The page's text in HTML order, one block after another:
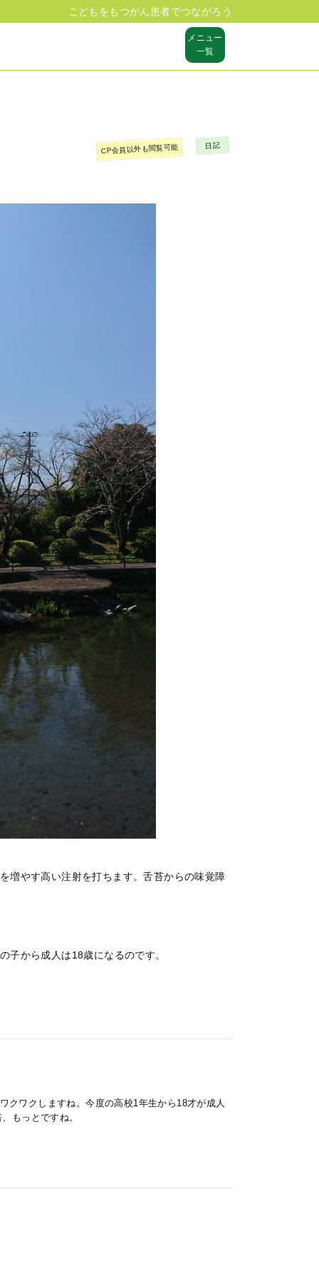
こどもをもつがん患者でつながろう
メニュー
一覧
CP会員以外も閲覧可能 日記
増やす高い注射を打ちます。舌苔からの味覚障
子から成人は18歳になるのです。
クワクしますね。今度の高校1年生から18才が成人
もっとですね。